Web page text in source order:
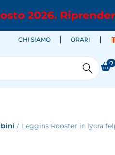
2026.
CHI SIAMO ORARI
Cerca
0
/ Leggins Rooster in lycra